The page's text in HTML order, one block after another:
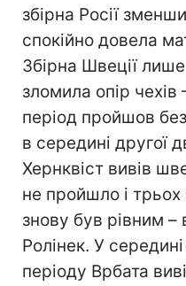
збірна Росії
спокійно довела
Збірна Швеції
зломила опір
період пройшов
в середині другої
Хернквіст вивів
не пройшло і
знову був рівним –
Ролінек. У
періоду Врбата